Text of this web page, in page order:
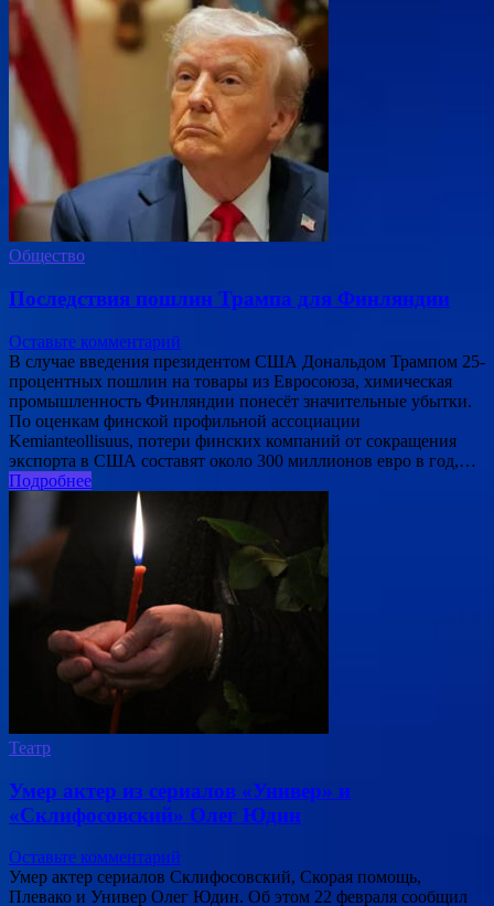
Общество
Последствия пошлин Трампа для Финляндии
Оставьте комментарий
В случае введения президентом США Дональдом Трампом 25-
процентных пошлин на товары из Евросоюза, химическая
промышленность Финляндии понесёт значительные убытки.
По оценкам финской профильной ассоциации
Kemianteollisuus, потери финских компаний от сокращения
экспорта в США составят около 300 миллионов евро в год,…
Подробнее
Театр
Умер актер из сериалов «Универ» и
«Склифосовский» Олег Юдин
Оставьте комментарий
Умер актер сериалов Склифосовский, Скорая помощь,
Плевако и Универ Олег Юдин. Об этом 22 февраля сообщил